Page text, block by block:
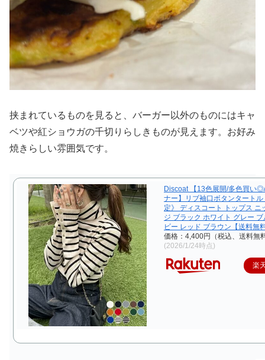
挟まれているものを見ると、バーガー以外のものにはキャ
ベツや紅ショウガの千切りらしきものが見えます。お好み
焼きらしい雰囲気です。
Discoat 【13色展開/多色買い
ナー】リブ袖口ボタンタートル
定》 ディスコート トップス ニ
ジ ブラック ホワイト グレー
ビー レッド ブラウン【送料無
価格：4,400円（税込、送料無
(2026/1/24時点)
楽